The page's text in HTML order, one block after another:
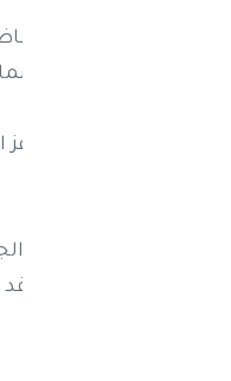
آخرون المشاهد
بل من محافظة عمران
علي حاتم: "شتاء في عز
أن كثافة البرد جعلت
قالوا إن المشاهد قد